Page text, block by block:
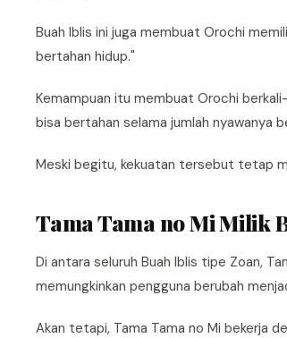
Buah Iblis ini juga membuat Orochi
bertahan hidup."
Kemampuan itu membuat Orochi
bisa bertahan selama jumlah nyawanya
Meski begitu, kekuatan tersebut tetap
Tama Tama no Mi Milik
Di antara seluruh Buah Iblis tipe Zoan,
memungkinkan pengguna berubah
Akan tetapi, Tama Tama no Mi bekerja